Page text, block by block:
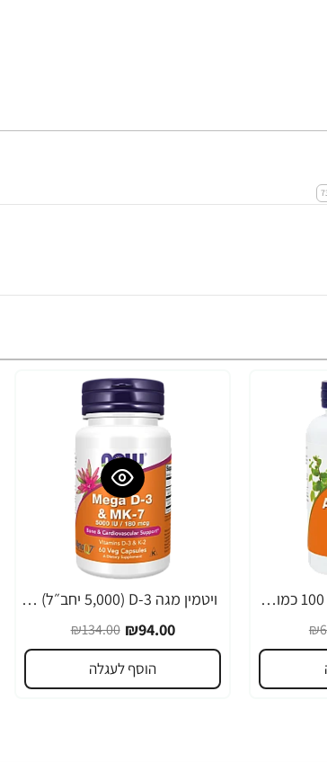
אסטרגלוס 500 מ"ג - 100 כמוסות - מבית NOW FOODS
-30%
ויטמין מגה D-3 (5,000 יחב״ל) וK-2 (180 מק"ג) - תכולה 60 כמוסות - מבית NOW FOODS
₪94.00
₪134.00
הוסף לעגלה